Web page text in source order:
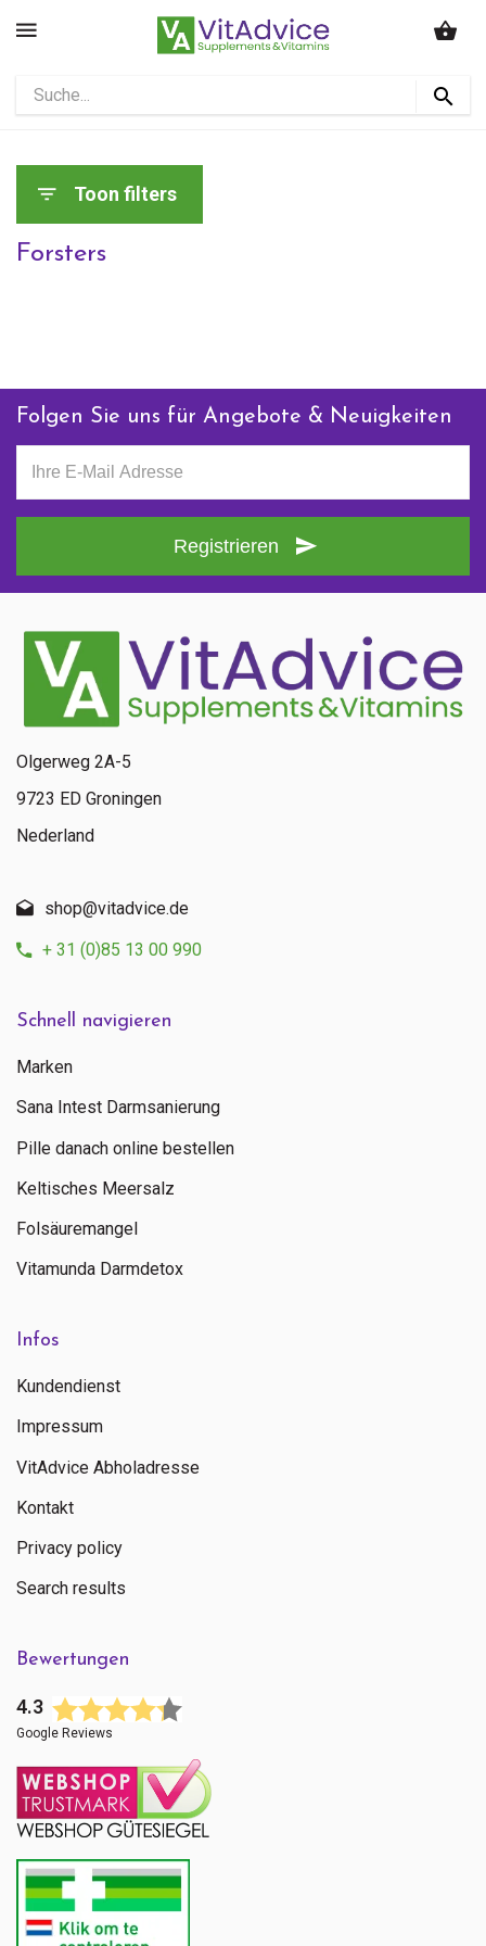
Toon filters
Forsters
Folgen Sie uns für Angebote & Neuigkeiten
Registrieren
Schnell navigieren
Marken
Sana Intest Darmsanierung
Pille danach online bestellen
Keltisches Meersalz
Folsäuremangel
Vitamunda Darmdetox
Infos
Kundendienst
Impressum
VitAdvice Abholadresse
Kontakt
Privacy policy
Search results
Bewertungen
4.3
Google Reviews
Olgerweg 2A-5
9723 ED Groningen
Nederland
shop@vitadvice.de
+ 31 (0)85 13 00 990